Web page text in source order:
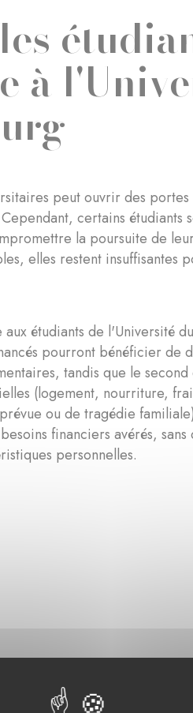
à
peut ouvrir des
certains étudiants
la poursuite de
elles restent insuffisantes
aux étudiants de l'Université
pourront bénéficier de
tandis que le
(logement, nourriture,
ou de tragédie
financiers avérés,
personnelles.